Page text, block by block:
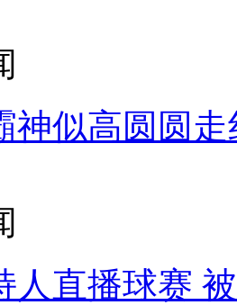
神似高圆圆走
人直播球赛